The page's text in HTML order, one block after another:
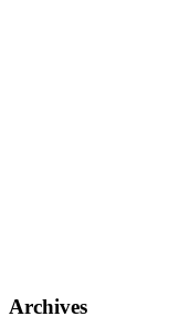
Archives